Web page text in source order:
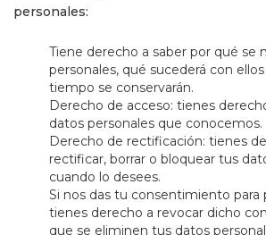
personales:
Tiene derecho a saber por qué se
personales, qué sucederá con
tiempo se conservarán.
Derecho de acceso: tienes
datos personales que conocemos.
Derecho de rectificación: tienes
rectificar, borrar o bloquear tus
cuando lo desees.
Si nos das tu consentimiento para
tienes derecho a revocar dicho
que se eliminen tus datos